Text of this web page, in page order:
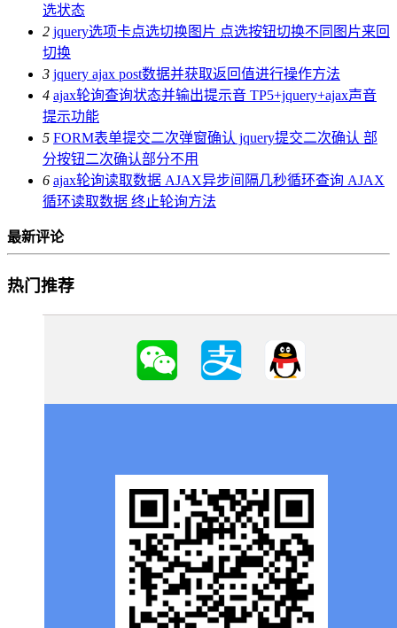
选状态
2 jquery选项卡点选切换图片 点选按钮切换不同图片来回
切换
3 jquery ajax post数据并获取返回值进行操作方法
4 ajax轮询查询状态并输出提示音 TP5+jquery+ajax声音
提示功能
5 FORM表单提交二次弹窗确认 jquery提交二次确认 部
分按钮二次确认部分不用
6 ajax轮询读取数据 AJAX异步间隔几秒循环查询 AJAX
循环读取数据 终止轮询方法
最新评论
热门推荐